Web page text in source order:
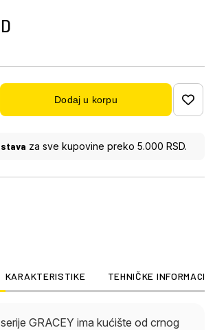
je usmerena nagore. Stepen
od 60 W i naponom od 230
u obim isporuke i mora se
Dodaj u korpu
za sve kupovine preko 5.000 RSD.
KARAKTERISTIKE TEHNIČKE
GRACEY ima kućište od crnog